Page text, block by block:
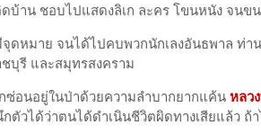
บ้าน ชอบไปแสดงลิเก ละคร โขนหนัง จนข
หมาย จนได้ไปคบพวกนักเลงอันธพาล ท่า
บุรี และสมุทรสงคราม
นอยู่ในป่าด้วยความลำบากยากแค้น หลว
ตัวได้ว่าตนได้ดำเนินชีวิตผิดทางเสียแล้ว